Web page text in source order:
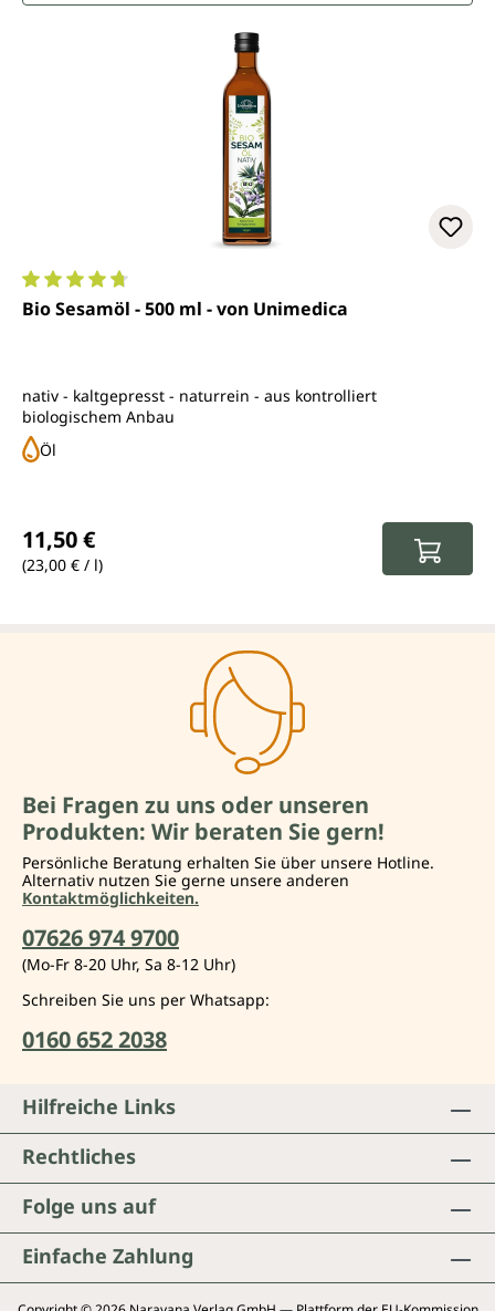
Durchschnittliche Bewertung von 4.7 von 5 Sternen
Bio Sesamöl - 500 ml - von Unimedica
nativ - kaltgepresst - naturrein - aus kontrolliert
biologischem Anbau
Öl
11,50 €
(23,00 € / l)
Bei Fragen zu uns oder unseren
Produkten: Wir beraten Sie gern!
Persönliche Beratung erhalten Sie über unsere Hotline.
Alternativ nutzen Sie gerne unsere anderen
Kontaktmöglichkeiten.
07626 974 9700
(Mo-Fr 8-20 Uhr, Sa 8-12 Uhr)
Schreiben Sie uns per Whatsapp:
0160 652 2038
Folge uns auf
Einfache Zahlung
Hilfreiche Links
Rechtliches